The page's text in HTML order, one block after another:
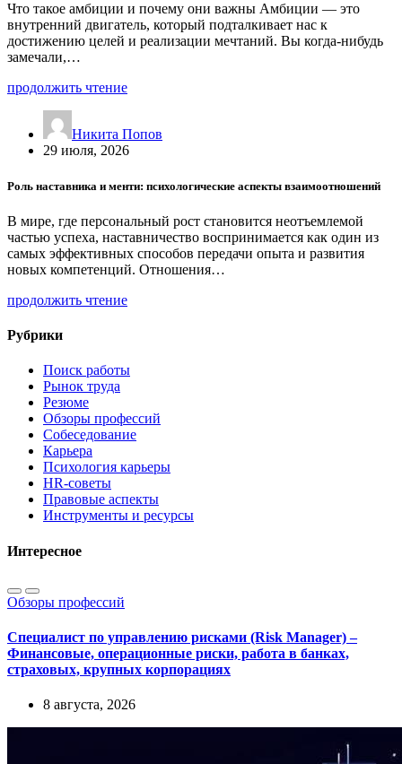
Что такое амбиции и почему они важны Амбиции — это
внутренний двигатель, который подталкивает нас к
достижению целей и реализации мечтаний. Вы когда-нибудь
замечали,…
продолжить чтение
Никита Попов
29 июля, 2026
Роль наставника и менти: психологические аспекты взаимоотношений
В мире, где персональный рост становится неотъемлемой
частью успеха, наставничество воспринимается как один из
самых эффективных способов передачи опыта и развития
новых компетенций. Отношения…
продолжить чтение
Рубрики
Поиск работы
Рынок труда
Резюме
Обзоры профессий
Собеседование
Карьера
Психология карьеры
HR-советы
Правовые аспекты
Инструменты и ресурсы
Интересное
Обзоры профессий
Специалист по управлению рисками (Risk Manager) –
Финансовые, операционные риски, работа в банках,
страховых, крупных корпорациях
8 августа, 2026